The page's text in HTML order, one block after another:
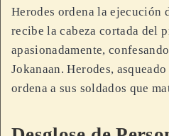
Herodes ordena la ejecución
recibe la cabeza cortada del
apasionadamente,
Jokanaan. Herodes,
ordena a sus soldados que